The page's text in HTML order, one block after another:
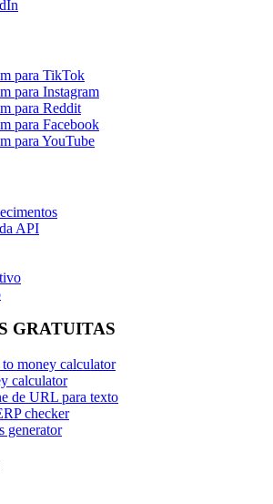
para TikTok
para Instagram
para Reddit
para Facebook
para YouTube
API
GRATUITAS
money calculator
calculator
de URL para texto
checker
generator